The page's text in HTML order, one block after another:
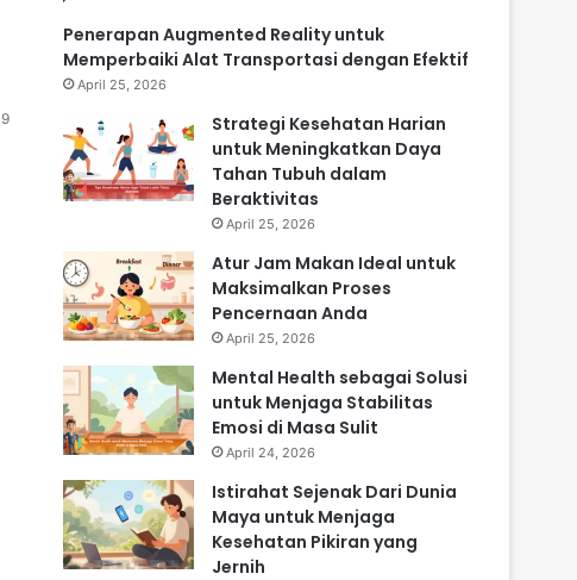
9
Penerapan Augmented Reality untuk
Memperbaiki Alat Transportasi dengan Efektif
April 25, 2026
Strategi Kesehatan Harian
untuk Meningkatkan Daya
Tahan Tubuh dalam
Beraktivitas
April 25, 2026
Atur Jam Makan Ideal untuk
Maksimalkan Proses
Pencernaan Anda
April 25, 2026
Mental Health sebagai Solusi
untuk Menjaga Stabilitas
Emosi di Masa Sulit
April 24, 2026
Istirahat Sejenak Dari Dunia
Maya untuk Menjaga
Kesehatan Pikiran yang
Jernih